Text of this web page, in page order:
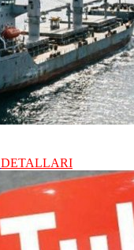
DETALLARI